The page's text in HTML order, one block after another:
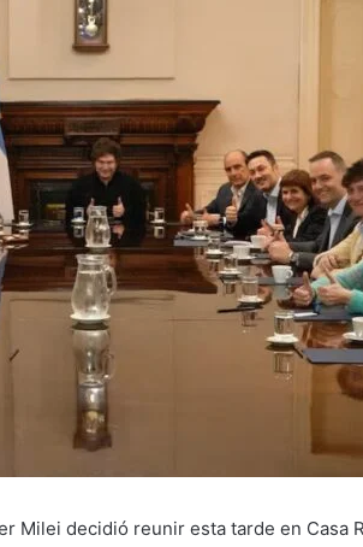
Milei decidió reunir esta tarde en Casa